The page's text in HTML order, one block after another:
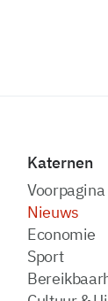
Katernen
Voorpagina
Nieuws
Economie
Sport